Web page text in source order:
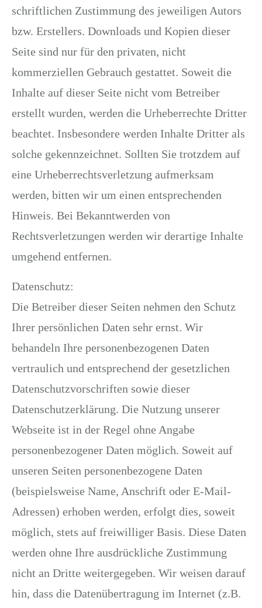
schriftlichen Zustimmung des jeweiligen Autors
bzw. Erstellers. Downloads und Kopien dieser
Seite sind nur für den privaten, nicht
kommerziellen Gebrauch gestattet. Soweit die
Inhalte auf dieser Seite nicht vom Betreiber
erstellt wurden, werden die Urheberrechte Dritter
beachtet. Insbesondere werden Inhalte Dritter als
solche gekennzeichnet. Sollten Sie trotzdem auf
eine Urheberrechtsverletzung aufmerksam
werden, bitten wir um einen entsprechenden
Hinweis. Bei Bekanntwerden von
Rechtsverletzungen werden wir derartige Inhalte
umgehend entfernen.
Datenschutz:
Die Betreiber dieser Seiten nehmen den Schutz
Ihrer persönlichen Daten sehr ernst. Wir
behandeln Ihre personenbezogenen Daten
vertraulich und entsprechend der gesetzlichen
Datenschutzvorschriften sowie dieser
Datenschutzerklärung. Die Nutzung unserer
Webseite ist in der Regel ohne Angabe
personenbezogener Daten möglich. Soweit auf
unseren Seiten personenbezogene Daten
(beispielsweise Name, Anschrift oder E-Mail-
Adressen) erhoben werden, erfolgt dies, soweit
möglich, stets auf freiwilliger Basis. Diese Daten
werden ohne Ihre ausdrückliche Zustimmung
nicht an Dritte weitergegeben. Wir weisen darauf
hin, dass die Datenübertragung im Internet (z.B.